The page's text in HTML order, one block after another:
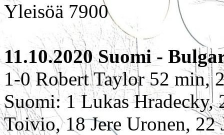
Yleisöä 7900
11.10.2020 Suomi -
1-0 Robert Taylor 52 min,
Suomi: 1 Lukas Hradecky,
Toivio, 18 Jere Uronen, 22